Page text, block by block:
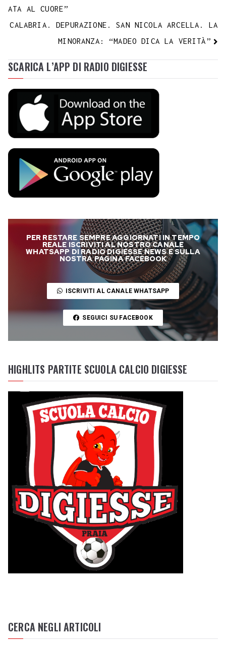
ATA AL CUORE”
CALABRIA. DEPURAZIONE. SAN NICOLA ARCELLA. LA
MINORANZA: “MADEO DICA LA VERITÀ”
SCARICA L’APP DI RADIO DIGIESSE
PER RESTARE SEMPRE AGGIORNATI IN TEMPO
REALE ISCRIVITI AL NOSTRO CANALE
WHATSAPP DI RADIO DIGIESSE NEWS E SULLA
NOSTRA PAGINA FACEBOOK
ISCRIVITI AL CANALE WHATSAPP
SEGUICI SU FACEBOOK
HIGHLITS PARTITE SCUOLA CALCIO DIGIESSE
CERCA NEGLI ARTICOLI